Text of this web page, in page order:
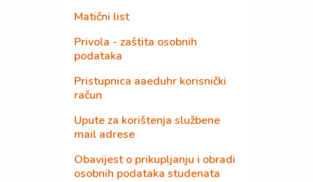
Matični list
Privola - zaštita osobnih
podataka
Pristupnica aaeduhr korisnički
račun
Upute za korištenja službene
mail adrese
Obavijest o prikupljanju i obradi
osobnih podataka studenata